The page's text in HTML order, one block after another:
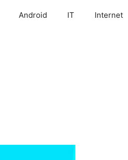
Android IT Internet